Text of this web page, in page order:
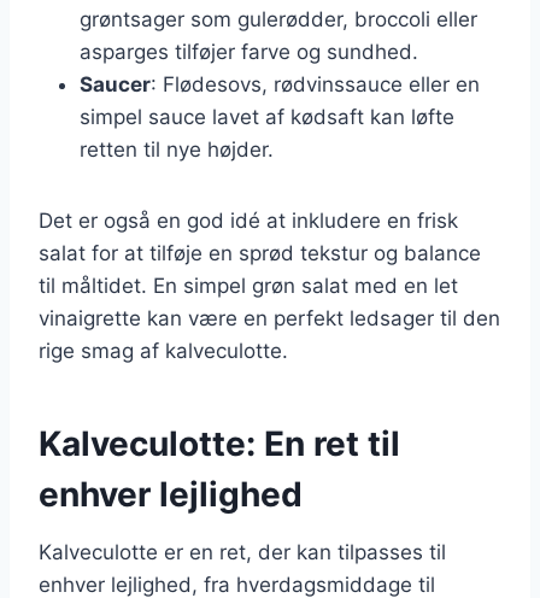
grøntsager som gulerødder, broccoli eller
asparges tilføjer farve og sundhed.
Saucer: Flødesovs, rødvinssauce eller en
simpel sauce lavet af kødsaft kan løfte
retten til nye højder.
Det er også en god idé at inkludere en frisk
salat for at tilføje en sprød tekstur og balance
til måltidet. En simpel grøn salat med en let
vinaigrette kan være en perfekt ledsager til den
rige smag af kalveculotte.
Kalveculotte: En ret til
enhver lejlighed
Kalveculotte er en ret, der kan tilpasses til
enhver lejlighed, fra hverdagsmiddage til